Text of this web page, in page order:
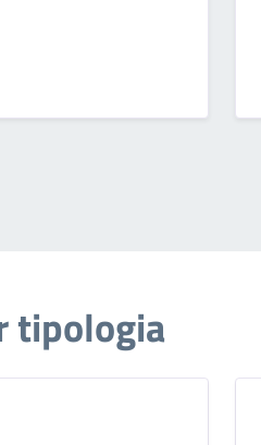
tipologia